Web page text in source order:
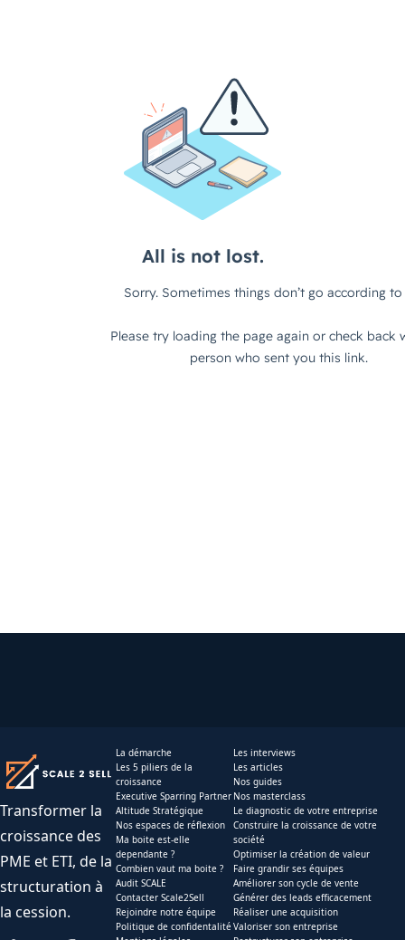
Transformer la
croissance des
PME et ETI, de la
structuration à
la cession.
La démarche
Les 5 piliers de la
croissance
Executive Sparring Partner
Altitude Stratégique
Nos espaces de réflexion
Ma boite est-elle
dependante ?
Combien vaut ma boite ?
Audit SCALE
Contacter Scale2Sell
Rejoindre notre équipe
Politique de confidentalité
Les interviews
Les articles
Nos guides
Nos masterclass
Le diagnostic de votre entreprise
Construire la croissance de votre
société
Optimiser la création de valeur
Faire grandir ses équipes
Améliorer son cycle de vente
Générer des leads efficacement
Réaliser une acquisition
Valoriser son entreprise